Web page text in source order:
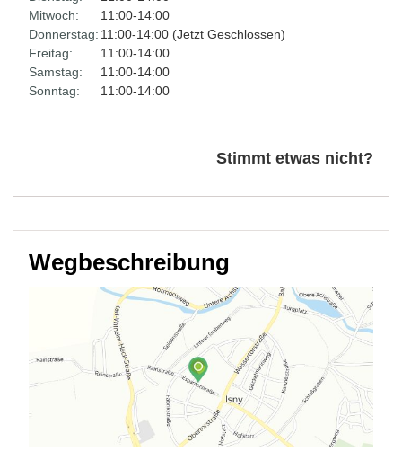
Mitwoch:
11:00-14:00
Donnerstag: 11:00-14:00 (Jetzt Geschlossen)
Freitag:
11:00-14:00
Samstag:
11:00-14:00
Sonntag:
11:00-14:00
Stimmt etwas nicht?
Wegbeschreibung